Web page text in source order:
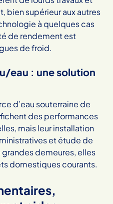
bien supérieur aux autres
à quelques cas
de rendement est
de froid.
eau : une solution
d’eau souterraine de
des performances
mais leur installation
et étude de
demeures, elles
domestiques courants.